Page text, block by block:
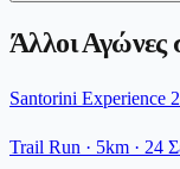
Άλλοι
Santorini Experience
Trail Run · 5km · 24